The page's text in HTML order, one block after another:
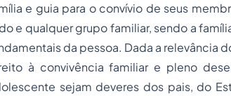
e guia para o convívio de seus
e qualquer grupo familiar, sendo a
da pessoa. Dada a relevância
à convivência familiar e pleno
sejam deveres dos pais, do